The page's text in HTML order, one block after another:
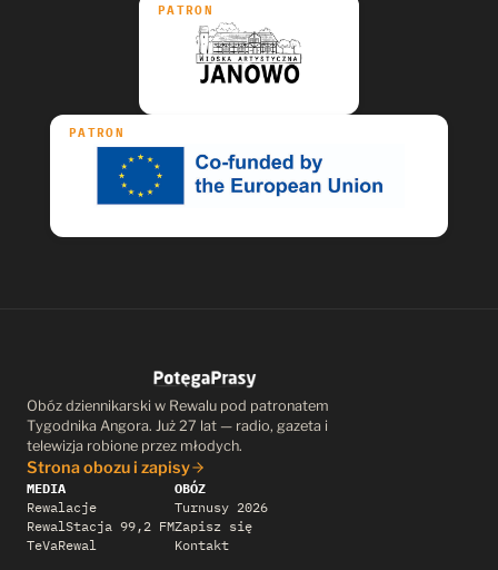
PATRON
PATRON
Obóz dziennikarski w Rewalu pod patronatem
Tygodnika Angora. Już 27 lat — radio, gazeta i
telewizja robione przez młodych.
Strona obozu i zapisy
MEDIA
Rewalacje
RewalStacja 99,2 FM
TeVaRewal
OBÓZ
Turnusy 2026
Zapisz się
Kontakt